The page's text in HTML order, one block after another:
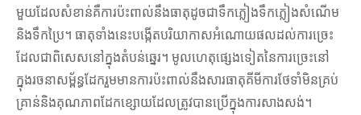
មួយដែលសំខាន់គឺការប៉ះពាល់នឹងធាតុដូចជាទឹកភ្លៀងទឹកភ្លៀងសំណើម
និងទឹកប្រៃ។ ធាតុទាំងនេះបង្កើតបរិយាកាសអំណោយផលដល់ការច្រេះ
ដែលជាពិសេសនៅក្នុងតំបន់ឆ្នេរ។ មូលហេតុផ្សេងទៀតនៃការច្រេះនៅ
ក្នុងរចនាសម្ព័ន្ធដែករួមមានការប៉ះពាល់នឹងសារធាតុគីមីការថែទាំមិនគ្រប់
គ្រាន់និងគុណភាពដែកខ្សោយដែលត្រូវបានប្រើក្នុងការសាងសង់។